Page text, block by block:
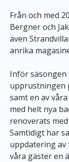
Från och med
Bergner och
även
anrika
Inför
upprustningen
samt en av
med helt nya
renoverats
Samtidigt har
uppdatering
våra gäster en